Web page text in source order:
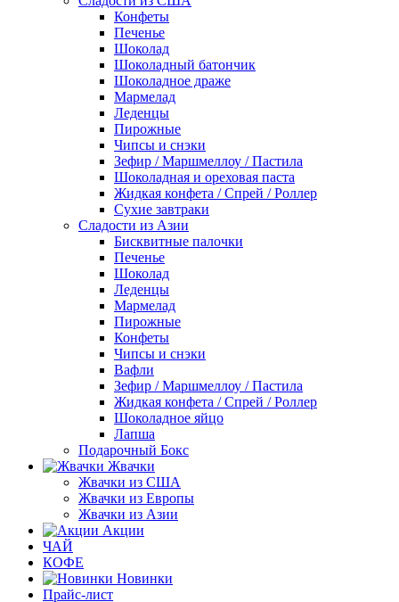
Конфеты
Печенье
Шоколад
Шоколадный батончик
Шоколадное драже
Мармелад
Леденцы
Пирожные
Чипсы и снэки
Зефир / Маршмеллоу / Пастила
Шоколадная и ореховая паста
Жидкая конфета / Спрей / Роллер
Сухие завтраки
Сладости из Азии
Бисквитные палочки
Печенье
Шоколад
Леденцы
Мармелад
Пирожные
Конфеты
Чипсы и снэки
Вафли
Зефир / Маршмеллоу / Пастила
Жидкая конфета / Спрей / Роллер
Шоколадное яйцо
Лапша
Подарочный Бокс
Жвачки
Жвачки из США
Жвачки из Европы
Жвачки из Азии
Акции
ЧАЙ
КОФЕ
Новинки
Прайс-лист